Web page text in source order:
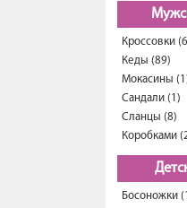
Кроссовки
Кеды (89)
Мокасины
Сандали (1)
Сланцы (8)
Коробками
Босоножки